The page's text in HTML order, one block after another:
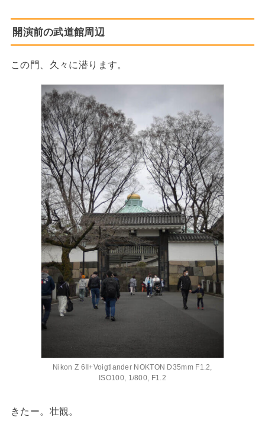
開演前の武道館周辺
この門、久々に潜ります。
Nikon Z 6II+Voigtlander NOKTON D35mm F1.2,
ISO100, 1/800, F1.2
きたー。壮観。